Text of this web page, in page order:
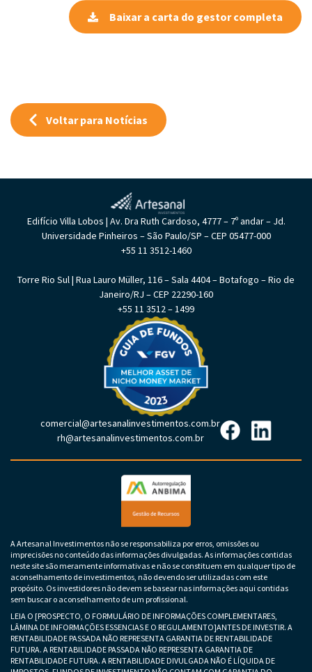
Baixar a carta do gestor completa
Voltar para Notícias
Edifício Villa Lobos | Av. Dra Ruth Cardoso, 4777 – 7º andar – Jd.
Universidade Pinheiros – São Paulo/SP – CEP 05477-000
+55 11 3512-1460
Torre Rio Sul | Rua Lauro Müller, 116 – Sala 4404 – Botafogo – Rio de
Janeiro/RJ – CEP 22290-160
+55 11 3512 – 1499
comercial@artesanalinvestimentos.com.br
rh@artesanalinvestimentos.com.br
A Artesanal Investimentos não se responsabiliza por erros, omissões ou
imprecisões no conteúdo das informações divulgadas. As informações contidas
neste site são meramente informativas e não se constituem em qualquer tipo de
aconselhamento de investimentos, não devendo ser utilizadas com este
propósito. Os investidores não devem se basear nas informações aqui contidas
sem buscar o aconselhamento de um profissional.
LEIA O [PROSPECTO, O FORMULÁRIO DE INFORMAÇÕES COMPLEMENTARES,
LÂMINA DE INFORMAÇÕES ESSENCIAS E O REGULAMENTO]ANTES DE INVESTIR. A
RENTABILIDADE PASSADA NÃO REPRESENTA GARANTIA DE RENTABILIDADE
FUTURA. A RENTABILIDADE PASSADA NÃO REPRESENTA GARANTIA DE
RENTABILIDADE FUTURA. A RENTABILIDADE DIVULGADA NÃO É LÍQUIDA DE